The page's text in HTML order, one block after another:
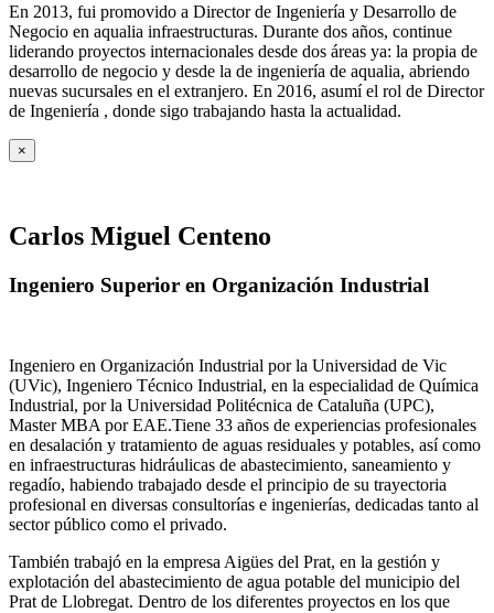
En 2013, fui promovido a Director de Ingeniería y Desarrollo de
Negocio en aqualia infraestructuras. Durante dos años, continue
liderando proyectos internacionales desde dos áreas ya: la propia de
desarrollo de negocio y desde la de ingeniería de aqualia, abriendo
nuevas sucursales en el extranjero. En 2016, asumí el rol de Director
de Ingeniería , donde sigo trabajando hasta la actualidad.
×
Carlos Miguel Centeno
Ingeniero Superior en Organización Industrial
Ingeniero en Organización Industrial por la Universidad de Vic
(UVic), Ingeniero Técnico Industrial, en la especialidad de Química
Industrial, por la Universidad Politécnica de Cataluña (UPC),
Master MBA por EAE.Tiene 33 años de experiencias profesionales
en desalación y tratamiento de aguas residuales y potables, así como
en infraestructuras hidráulicas de abastecimiento, saneamiento y
regadío, habiendo trabajado desde el principio de su trayectoria
profesional en diversas consultorías e ingenierías, dedicadas tanto al
sector público como el privado.
También trabajó en la empresa Aigües del Prat, en la gestión y
explotación del abastecimiento de agua potable del municipio del
Prat de Llobregat. Dentro de los diferentes proyectos en los que